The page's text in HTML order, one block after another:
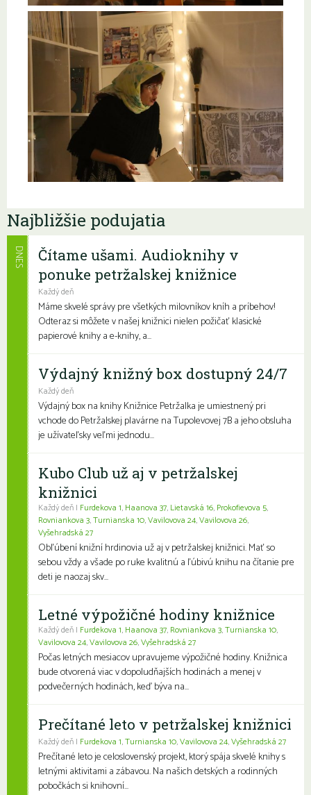
Najbližšie podujatia
Čítame ušami. Audioknihy v
ponuke petržalskej knižnice
Každý deň
Máme skvelé správy pre všetkých milovníkov kníh a príbehov!
Odteraz si môžete v našej knižnici nielen požičať klasické
papierové knihy a e-knihy, a...
DNES
Výdajný knižný box dostupný 24/7
Každý deň
Výdajný box na knihy Knižnice Petržalka je umiestnený pri
vchode do Petržalskej plavárne na Tupolevovej 7B a jeho obsluha
je užívateľsky veľmi jednodu...
Kubo Club už aj v petržalskej
knižnici
Každý deň | Furdekova 1, Haanova 37, Lietavská 16, Prokofievova 5,
Rovniankova 3,Turnianska 10,Vavilovova 24,Vavilovova 26,
Vyšehradská 27
Obľúbení knižní hrdinovia už aj v petržalskej knižnici. Mať so
sebou vždy a všade po ruke kvalitnú a ľúbivú knihu na čítanie pre
deti je naozaj skv...
Letné výpožičné hodiny knižnice
Každý deň | Furdekova 1, Haanova 37, Rovniankova 3,Turnianska 10,
Vavilovova 24,Vavilovova 26,Vyšehradská 27
Počas letných mesiacov upravujeme výpožičné hodiny. Knižnica
bude otvorená viac v dopoludňajších hodinách a menej v
podvečerných hodinách, keď býva na...
Prečítané leto v petržalskej knižnici
Každý deň | Furdekova 1,Turnianska 10,Vavilovova 24,Vyšehradská 27
Prečítané leto je celoslovenský projekt, ktorý spája skvelé knihy s
letnými aktivitami a zábavou. Na našich detských a rodinných
pobočkách si knihovní...